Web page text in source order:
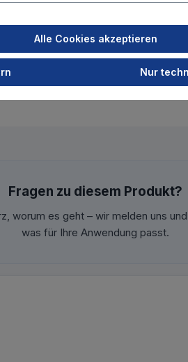
Fragen zu diesem Produkt?
worum es geht – wir melden uns
was für Ihre Anwendung passt.
Alle Cookies akzeptieren
Nur